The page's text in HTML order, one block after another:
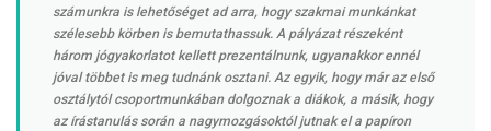
számunkra is lehetőséget ad arra, hogy szakmai munkánkat
szélesebb körben is bemutathassuk. A pályázat részeként
három jógyakorlatot kellett prezentálnunk, ugyanakkor ennél
jóval többet is meg tudnánk osztani. Az egyik, hogy már az első
osztálytól csoportmunkában dolgoznak a diákok, a másik, hogy
az írástanulás során a nagymozgásoktól jutnak el a papíron